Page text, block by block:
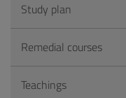
Study plan
Remedial courses
Teachings